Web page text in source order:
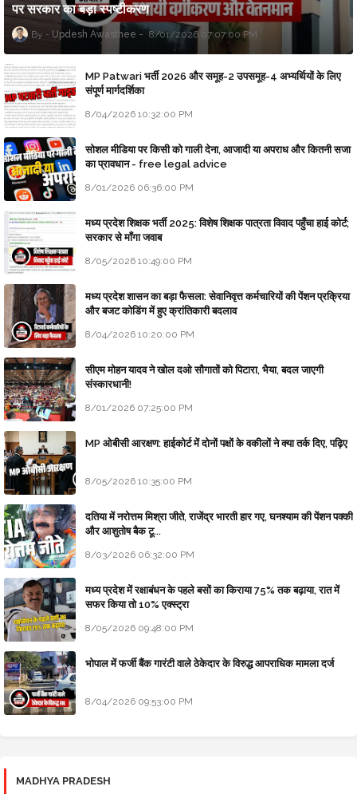
पर सरकार का बड़ा स्पष्टीकरण
Updesh Awasthee 8/01/2026 07:07:00 PM
MP Patwari भर्ती 2026 और समूह-2 उपसमूह-4 अभ्यर्थियों के लिए
संपूर्ण मार्गदर्शिका
8/04/2026 10:32:00 PM
सोशल मीडिया पर किसी को गाली देना, आजादी या अपराध और कितनी सजा
का प्रावधान - free legal advice
8/01/2026 06:36:00 PM
मध्य प्रदेश शिक्षक भर्ती 2025: विशेष शिक्षक पात्रता विवाद पहुँचा हाई कोर्ट;
सरकार से माँगा जवाब
8/05/2026 10:49:00 PM
मध्य प्रदेश शासन का बड़ा फैसला: सेवानिवृत्त कर्मचारियों की पेंशन प्रक्रिया
और बजट कोडिंग में हुए क्रांतिकारी बदलाव
8/04/2026 10:20:00 PM
सीएम मोहन यादव ने खोल दओ सौगातों को पिटारा, भैया, बदल जाएगी
संस्कारधानी!
8/01/2026 07:25:00 PM
MP ओबीसी आरक्षण: हाईकोर्ट में दोनों पक्षों के वकीलों ने क्या तर्क दिए, पढ़िए
8/05/2026 10:35:00 PM
दतिया में नरोत्तम मिश्रा जीते, राजेंद्र भारती हार गए, घनश्याम की पेंशन पक्की
और आशुतोष बैक टू...
8/03/2026 06:32:00 PM
मध्य प्रदेश में रक्षाबंधन के पहले बसों का किराया 75% तक बढ़ाया, रात में
सफर किया तो 10% एक्स्ट्रा
8/05/2026 09:48:00 PM
भोपाल में फर्जी बैंक गारंटी वाले ठेकेदार के विरुद्ध आपराधिक मामला दर्ज
8/04/2026 09:53:00 PM
MADHYA PRADESH